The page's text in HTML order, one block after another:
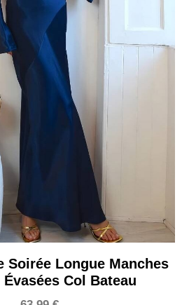
Soirée Longue Manches
Col Bateau